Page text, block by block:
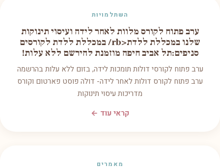
השתלמויות
ערב פתוח לקורס מלוות לאחר לידה ועיסוי תינוקות
שלנו במכללת ללדת<rb/ במכללת ללדת לקורסים
סניפים:תל אביב חיפה מוזמנת להירשם ללא עלות!
ערב פתוח לקורסי דולות תומכות לידה, בזום ללא עלות בהרשמה
ערב פתוח לקורס דולות לאחר לידה- דולה פוסט פארטום וקורס
מדריכות עיסוי תינוקות
קראי עוד ←
מאמרים